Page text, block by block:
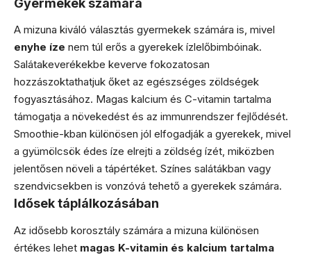
A mizuna kiváló választás gyermekek számára is, mivel
enyhe íze nem túl erős a gyerekek ízlelőbimbóinak.
Salátakeverékekbe keverve fokozatosan
hozzászoktathatjuk őket az egészséges zöldségek
fogyasztásához. Magas kalcium és C-vitamin tartalma
támogatja a növekedést és az immunrendszer fejlődését.
Smoothie-kban különösen jól elfogadják a gyerekek, mivel
a gyümölcsök édes íze elrejti a zöldség ízét, miközben
jelentősen növeli a tápértéket. Színes salátákban vagy
szendvicsekben is vonzóvá tehető a gyerekek számára.
Idősek táplálkozásában
Az idősebb korosztály számára a mizuna különösen
értékes lehet magas K-vitamin és kalcium tartalma